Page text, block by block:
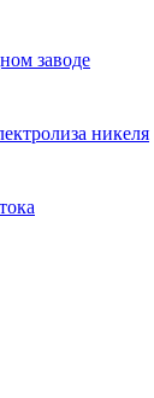
заводе
никеля